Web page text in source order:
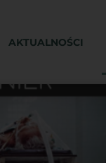
AKTUALNOŚCI